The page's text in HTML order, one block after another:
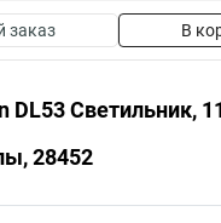
заказ В
DL53 Светильник,
28452